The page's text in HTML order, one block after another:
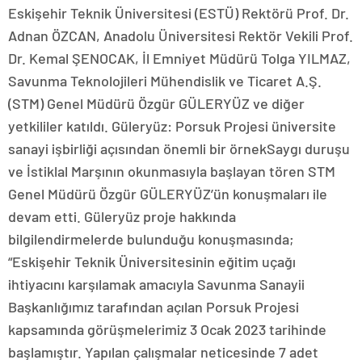
Eskişehir Teknik Üniversitesi (ESTÜ) Rektörü Prof. Dr.
Adnan ÖZCAN, Anadolu Üniversitesi Rektör Vekili Prof.
Dr. Kemal ŞENOCAK, İl Emniyet Müdürü Tolga YILMAZ,
Savunma Teknolojileri Mühendislik ve Ticaret A.Ş.
(STM) Genel Müdürü Özgür GÜLERYÜZ ve diğer
yetkililer katıldı. Güleryüz: Porsuk Projesi üniversite
sanayi işbirliği açısından önemli bir örnekSaygı duruşu
ve İstiklal Marşının okunmasıyla başlayan tören STM
Genel Müdürü Özgür GÜLERYÜZ’ün konuşmaları ile
devam etti. Güleryüz proje hakkında
bilgilendirmelerde bulunduğu konuşmasında;
“Eskişehir Teknik Üniversitesinin eğitim uçağı
ihtiyacını karşılamak amacıyla Savunma Sanayii
Başkanlığımız tarafından açılan Porsuk Projesi
kapsamında görüşmelerimiz 3 Ocak 2023 tarihinde
başlamıştır. Yapılan çalışmalar neticesinde 7 adet